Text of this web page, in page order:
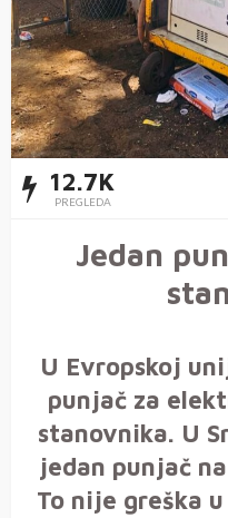
12.7K
PREGLEDA
Jedan
U Evropskoj
punjač za
stanovnika. U
jedan punjač
To nije greška